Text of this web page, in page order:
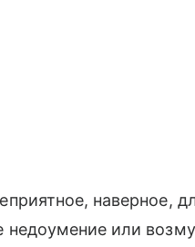
наверное,
недоумение или